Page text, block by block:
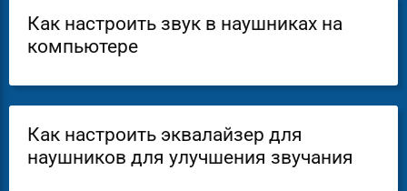
Как настроить звук в наушниках на
компьютере
Как настроить эквалайзер для
наушников для улучшения звучания